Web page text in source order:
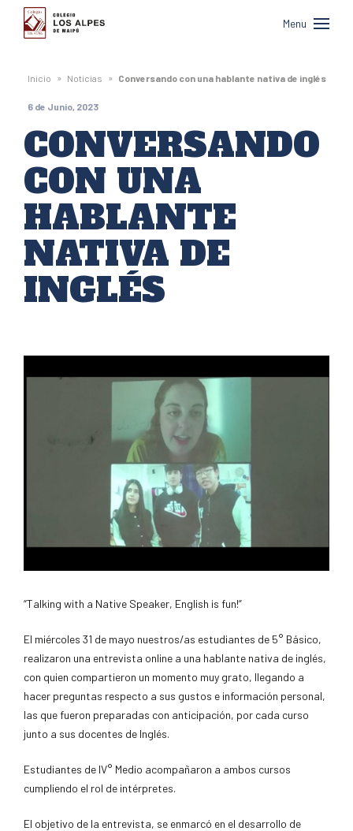
Colegio
Los
Alpes
de
Maipú
Menu
Inicio » Noticias » Conversando con una hablante nativa de inglés
6 de Junio, 2023
CONVERSANDO
CON UNA
HABLANTE
NATIVA DE
INGLÉS
“Talking with a Native Speaker, English is fun!”
El miércoles 31 de mayo nuestros/as estudiantes de 5° Básico,
realizaron una entrevista online a una hablante nativa de inglés,
con quien compartieron un momento muy grato, llegando a
hacer preguntas respecto a sus gustos e información personal,
las que fueron preparadas con anticipación, por cada curso
junto a sus docentes de Inglés.
Estudiantes de IV° Medio acompañaron a ambos cursos
cumpliendo el rol de intérpretes.
El objetivo de la entrevista, se enmarcó en el desarrollo de